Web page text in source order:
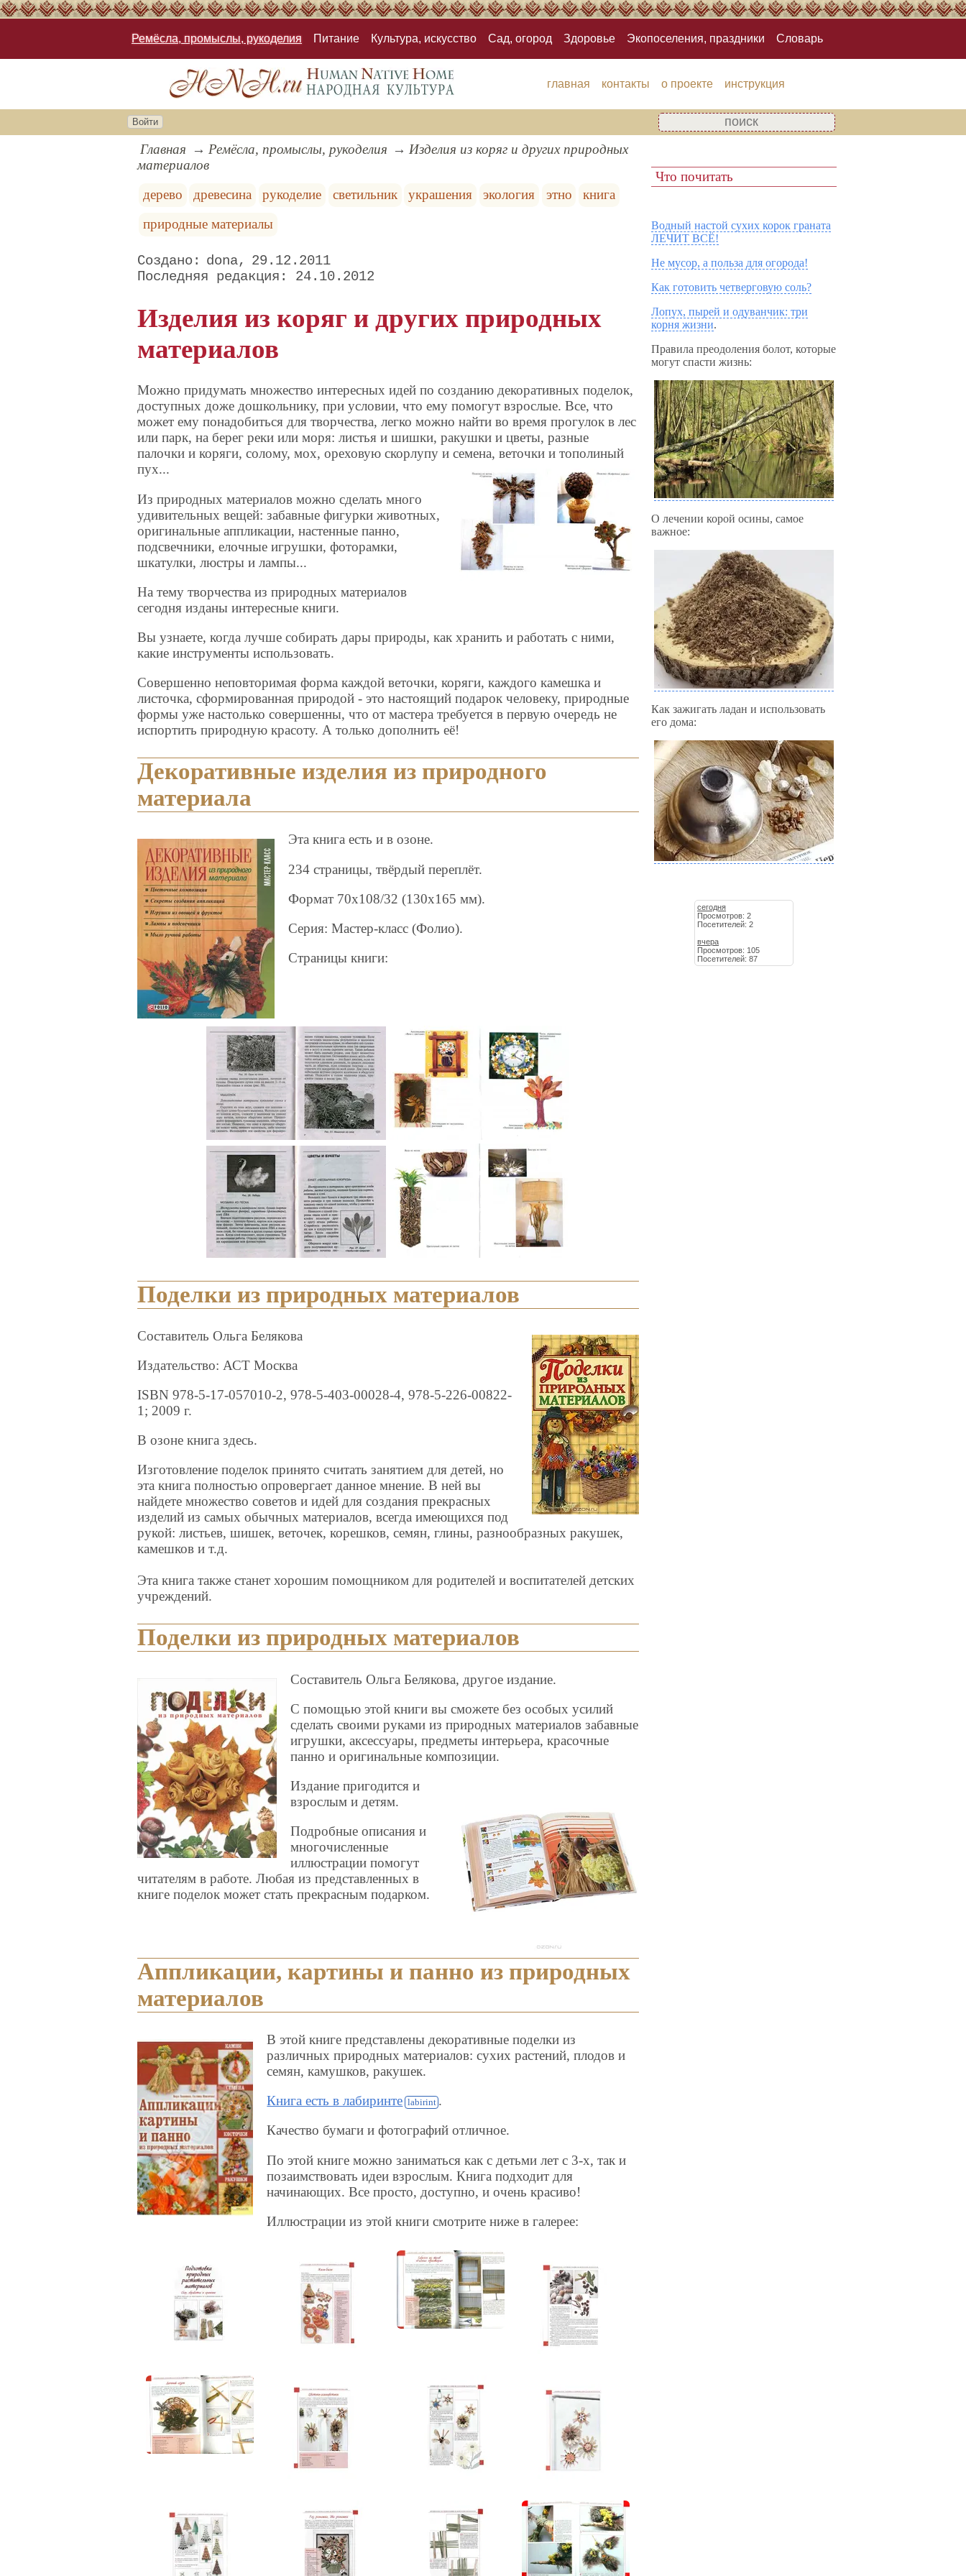
Ремёсла, промыслы, рукоделия Питание Культура, искусство Сад, огород Здоровье Экопоселения, праздники Словарь
главная контакты о проекте инструкция
Войти
Главная Ремёсла, промыслы, рукоделия
Изделия из коряг и других природных
материалов
дерево
древесина рукоделие светильник украшения экология этно
книга
природные материалы
dona
29.12.2011
24.10.2012
Изделия из коряг и других природных
материалов
Можно придумать множество интересных идей по созданию декоративных поделок,
доступных доже дошкольнику, при условии, что ему помогут взрослые. Все, что
может ему понадобиться для творчества, легко можно найти во время прогулок в лес
или парк, на берег реки или моря: листья и шишки, ракушки и цветы, разные
палочки и коряги, солому, мох, ореховую скорлупу и семена, веточки и тополиный
пух...
Из природных материалов можно сделать много
удивительных вещей: забавные фигурки животных,
оригинальные аппликации, настенные панно,
подсвечники, елочные игрушки, фоторамки,
шкатулки, люстры и лампы...
На тему творчества из природных материалов
сегодня изданы интересные книги.
Вы узнаете, когда лучше собирать дары природы, как хранить и работать с ними,
какие инструменты использовать.
Совершенно неповторимая форма каждой веточки, коряги, каждого камешка и
листочка, сформированная природой - это настоящий подарок человеку, природные
формы уже настолько совершенны, что от мастера требуется в первую очередь не
испортить природную красоту. А только дополнить её!
Декоративные изделия из природного
материала
Эта книга есть и в озоне.
234 страницы, твёрдый переплёт.
Формат 70x108/32 (130х165 мм).
Серия: Мастер-класс (Фолио).
Страницы книги:
Поделки из природных материалов
Составитель Ольга Белякова
Издательство: АСТ Москва
ISBN 978-5-17-057010-2, 978-5-403-00028-4, 978-5-226-00822-
1; 2009 г.
В озоне книга здесь.
Изготовление поделок принято считать занятием для детей, но
эта книга полностью опровергает данное мнение. В ней вы
найдете множество советов и идей для создания прекрасных
изделий из самых обычных материалов, всегда имеющихся под
рукой: листьев, шишек, веточек, корешков, семян, глины, разнообразных ракушек,
камешков и т.д.
Эта книга также станет хорошим помощником для родителей и воспитателей детских
учреждений.
Поделки из природных материалов
Составитель Ольга Белякова, другое издание.
С помощью этой книги вы сможете без особых усилий
сделать своими руками из природных материалов забавные
игрушки, аксессуары, предметы интерьера, красочные
панно и оригинальные композиции.
Издание пригодится и
взрослым и детям.
Подробные описания и
многочисленные
иллюстрации помогут
читателям в работе. Любая из представленных в
книге поделок может стать прекрасным подарком.
Аппликации, картины и панно из природных
материалов
В этой книге представлены декоративные поделки из
различных природных материалов: сухих растений, плодов и
семян, камушков, ракушек.
Книга есть в лабиринте
.
Качество бумаги и фотографий отличное.
По этой книге можно заниматься как с детьми лет с 3-х, так и
позаимствовать идеи взрослым. Книга подходит для
начинающих. Все просто, доступно, и очень красиво!
Иллюстрации из этой книги смотрите ниже в галерее:
Что почитать
Водный настой сухих корок граната
ЛЕЧИТ ВСЁ!
Не мусор, а польза для огорода!
Как готовить четверговую соль?
Лопух, пырей и одуванчик: три
корня жизни.
Правила преодоления болот, которые
могут спасти жизнь:
О лечении корой осины, самое
важное:
Как зажигать ладан и использовать
его дома:
сегодня
Просмотров: 2
Посетителей: 2
вчера
Просмотров: 105
Посетителей: 87